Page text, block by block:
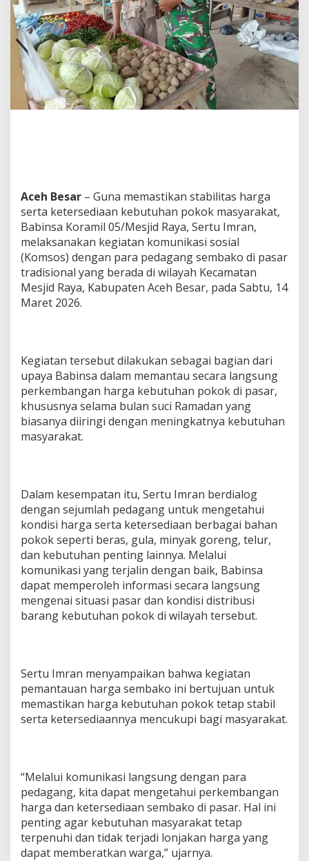
n
P
e
d
a
g
a
n
g
s
a
M
e
s
j
d
R
n
t
a
u
a
e
m
b
a
o
Aceh Besar – Guna memastikan stabilitas harga
serta ketersediaan kebutuhan pokok masyarakat,
Babinsa Koramil 05/Mesjid Raya, Sertu Imran,
melaksanakan kegiatan komunikasi sosial
(Komsos) dengan para pedagang sembako di pasar
tradisional yang berada di wilayah Kecamatan
Mesjid Raya, Kabupaten Aceh Besar, pada Sabtu, 14
Maret 2026.
Kegiatan tersebut dilakukan sebagai bagian dari
upaya Babinsa dalam memantau secara langsung
perkembangan harga kebutuhan pokok di pasar,
khususnya selama bulan suci Ramadan yang
biasanya diiringi dengan meningkatnya kebutuhan
masyarakat.
Dalam kesempatan itu, Sertu Imran berdialog
dengan sejumlah pedagang untuk mengetahui
kondisi harga serta ketersediaan berbagai bahan
pokok seperti beras, gula, minyak goreng, telur,
dan kebutuhan penting lainnya. Melalui
komunikasi yang terjalin dengan baik, Babinsa
dapat memperoleh informasi secara langsung
mengenai situasi pasar dan kondisi distribusi
barang kebutuhan pokok di wilayah tersebut.
Sertu Imran menyampaikan bahwa kegiatan
pemantauan harga sembako ini bertujuan untuk
memastikan harga kebutuhan pokok tetap stabil
serta ketersediaannya mencukupi bagi masyarakat.
“Melalui komunikasi langsung dengan para
pedagang, kita dapat mengetahui perkembangan
harga dan ketersediaan sembako di pasar. Hal ini
penting agar kebutuhan masyarakat tetap
terpenuhi dan tidak terjadi lonjakan harga yang
dapat memberatkan warga,” ujarnya.